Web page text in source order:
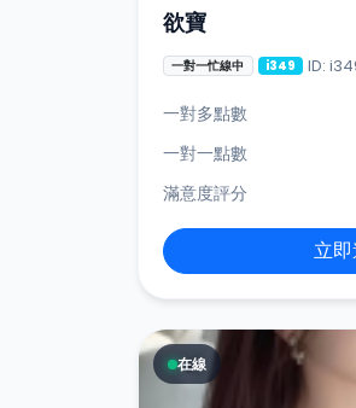
欲寶
一對一忙線中 i349 ID:
一對多點數
一對一點數
滿意度評分
立
在線